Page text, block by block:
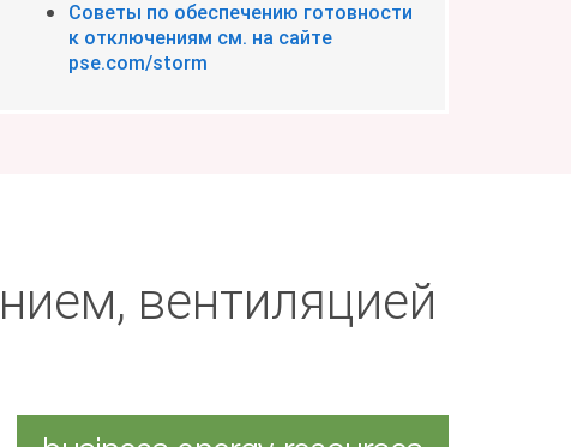
Советы по обеспечению готовности
к отключениям см. на сайте
pse.com/storm
вентиляцией